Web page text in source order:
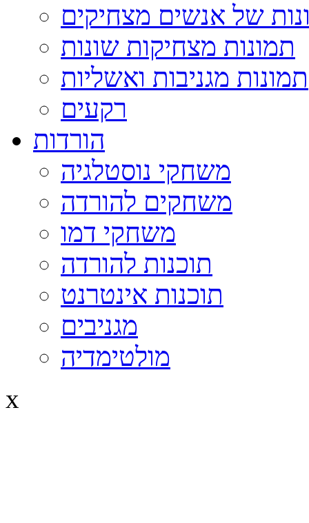
של אנשים מצחיקים
תמונות מצחיקות שונות
תמונות מגניבות ואשליות
רקעים
הורדות
משחקי נוסטלגיה
משחקים להורדה
משחקי דמו
תוכנות להורדה
תוכנות אינטרנט
מגניבים
מולטימדיה
x